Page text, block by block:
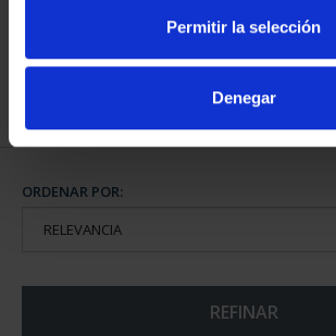
Permitir la selección
Denegar
ORDENAR POR:
REFINAR